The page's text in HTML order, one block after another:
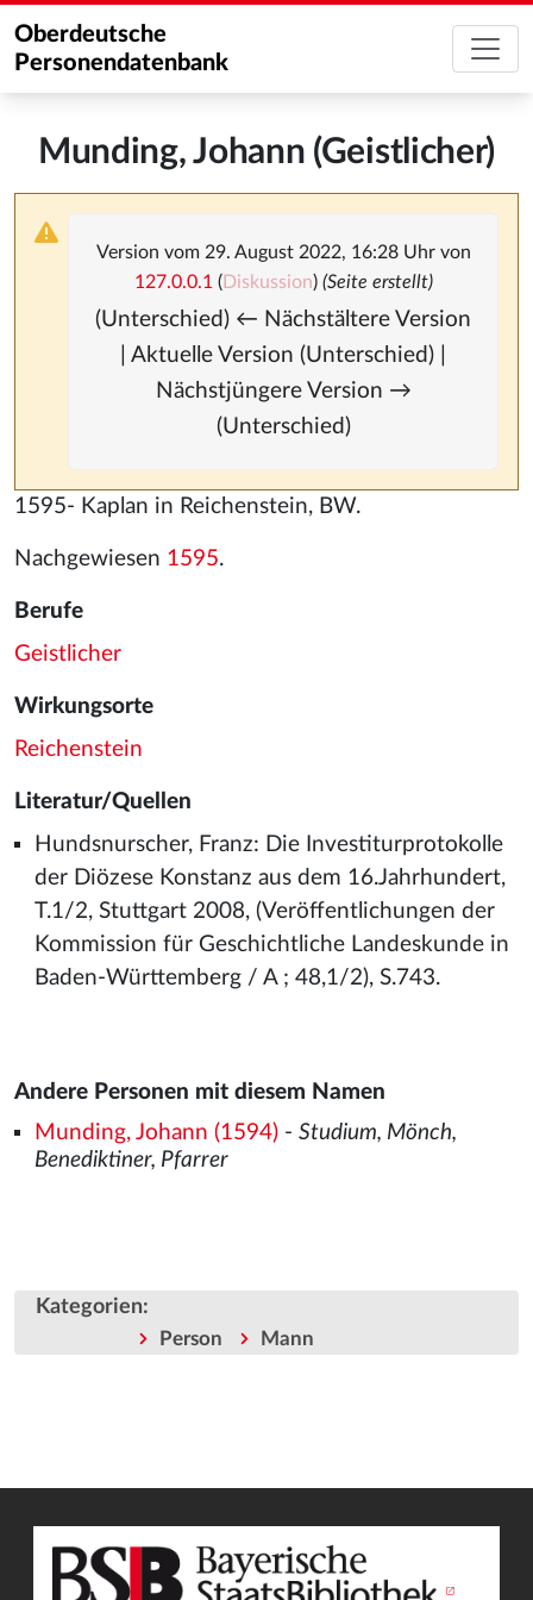
Oberdeutsche
Personendatenbank
Munding, Johann (Geistlicher)
Version vom 29. August 2022, 16:28 Uhr von
127.0.0.1 (Diskussion) (Seite erstellt)
(Unterschied) ← Nächstältere Version
| Aktuelle Version (Unterschied) |
Nächstjüngere Version →
(Unterschied)
1595- Kaplan in Reichenstein, BW.
Nachgewiesen 1595.
Berufe
Geistlicher
Wirkungsorte
Reichenstein
Literatur/Quellen
Hundsnurscher, Franz: Die Investiturprotokolle
der Diözese Konstanz aus dem 16.Jahrhundert,
T.1/2, Stuttgart 2008, (Veröffentlichungen der
Kommission für Geschichtliche Landeskunde in
Baden-Württemberg / A ; 48,1/2), S.743.
Andere Personen mit diesem Namen
Munding, Johann (1594)- Studium, Mönch,
Benediktiner, Pfarrer
Kategorien:
Person Mann